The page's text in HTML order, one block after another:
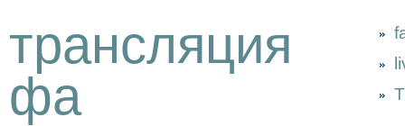
трансляция
фа